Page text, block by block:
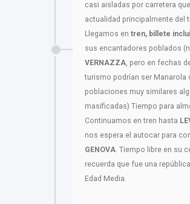
casi aisladas por carretera
actualidad principalmente del
Llegamos en tren, billete
sus encantadores poblados
VERNAZZA, pero en fechas
turismo podrían ser Manarola
poblaciones muy similares
masificadas) Tiempo para
Continuamos en tren hasta
nos espera el autocar para
GENOVA. Tiempo libre en su
recuerda que fue una
Edad Media.